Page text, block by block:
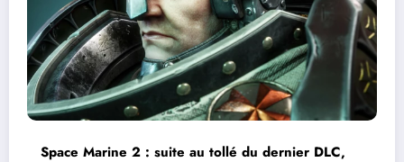
Space Marine 2 : suite au tollé du dernier DLC,